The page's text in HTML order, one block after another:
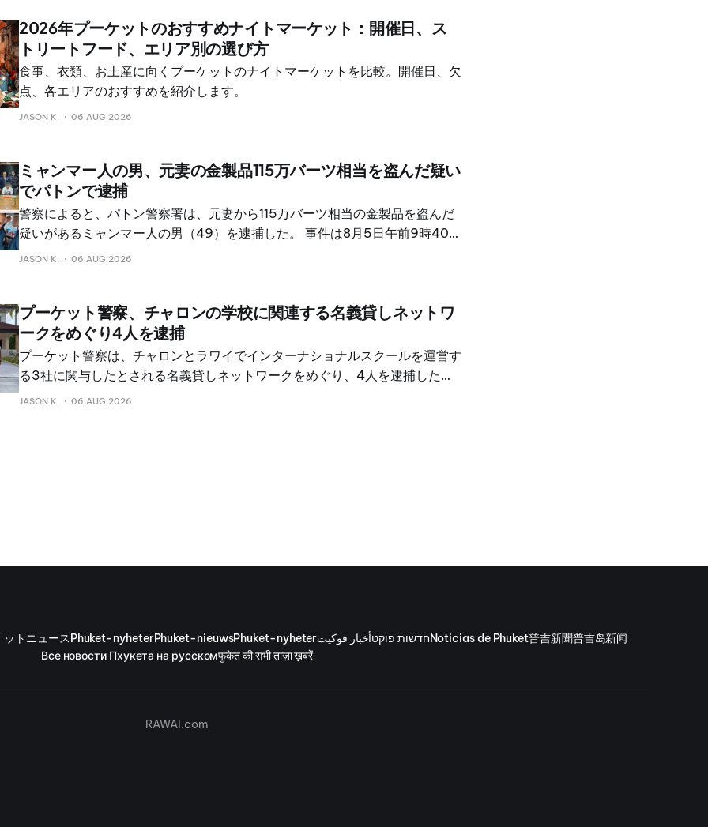
2026年プーケットのおすすめナイトマーケット：開催日、ス
トリートフード、エリア別の選び方
食事、衣類、お土産に向くプーケットのナイトマーケットを比較。開催日、欠
点、各エリアのおすすめを紹介します。
JASON K. 06 AUG 2026
ミャンマー人の男、元妻の金製品115万バーツ相当を盗んだ疑い
でパトンで逮捕
警察によると、パトン警察署は、元妻から115万バーツ相当の金製品を盗んだ
疑いがあるミャンマー人の男（49）を逮捕した。 事件は8月5日午前9時40
分、ミャンマー人女性（46）が、元夫が自宅に侵入し、金庫に保管していた
たとみられている。 捜査員は防犯カメラの映像を使って逃走経路を追跡し、
午後0時30分ごろ、市場の駐車場で容疑者を逮捕した。 警察は盗品とみられ
る金製品、サイドカー付きの赤いホンダ・ウェーブ、その他の証拠品を押収し
た。
JASON K. 06 AUG 2026
プーケット警察、チャロンの学校に関連する名義貸しネットワ
ークをめぐり4人を逮捕
プーケット警察は、チャロンとラワイでインターナショナルスクールを運営す
る3社に関与したとされる名義貸しネットワークをめぐり、4人を逮捕したと
当局が発表した。 容疑者は外国籍者2人とタイ人2人。 警察によると、タイ人
JASON K. 06 AUG 2026
ットニュースPhuket-nyheterPhuket-nieuwsPhuket-nyheterأخبار فوكيتחדשות פוקטNoticias de Phuket普吉新聞普吉岛新闻
Все новости Пхукета на русскомफुकेत की सभी ताज़ा ख़बरें
RAWAI.com